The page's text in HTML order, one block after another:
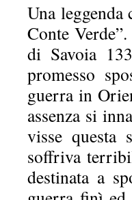
Una
Conte
di Savoia
promesso
guerra in
assenza si
visse questa
soffriva
destinata a